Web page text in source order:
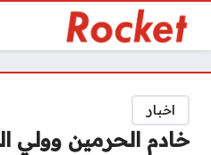
اخبار
خادم الحرمين وولي